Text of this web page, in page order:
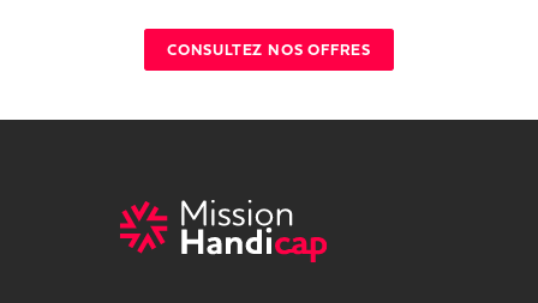
CONSULTEZ NOS OFFRES